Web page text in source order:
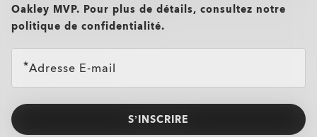
Oakley MVP. Pour plus de détails, consultez notre
politique de confidentialité.
Adresse E-mail
S’INSCRIRE